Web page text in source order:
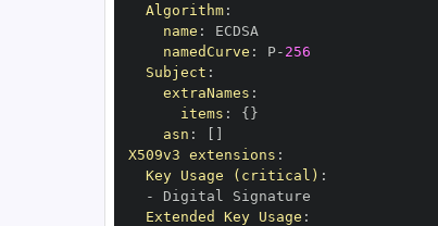
Algorithm:
name :
namedCurve : P- 256
Subject :
extraNames :
items : { }
asn :
X509v3 extensions :
Key Usage (critical) :
-
Extended Key Usage :